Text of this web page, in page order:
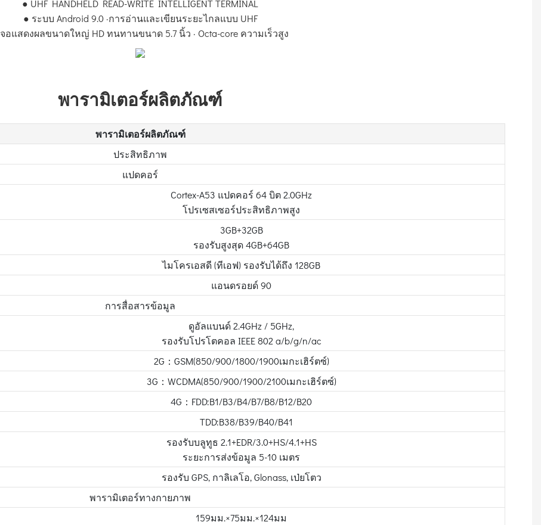
● UHF HANDHELD READ-WRITE INTELLIGENT TERMINAL
● ระบบ Android 9.0 ·การอ่านและเขียนระยะไกลแบบ UHF
จอแสดงผลขนาดใหญ่ HD ทนทานขนาด 5.7 นิ้ว · Octa-core ความเร็วสูง
พารามิเตอร์ผลิตภัณฑ์
พารามิเตอร์ผลิตภัณฑ์
ประสิทธิภาพ
แปดคอร์
Cortex-A53 แปดคอร์ 64 บิต 2.0GHz
โปรเซสเซอร์ประสิทธิภาพสูง
3GB+32GB
รองรับสูงสุด 4GB+64GB
ไมโครเอสดี (ทีเอฟ) รองรับได้ถึง 128GB
แอนดรอยด์ 90
การสื่อสารข้อมูล
ดูอัลแบนด์ 2.4GHz / 5GHz,
รองรับโปรโตคอล IEEE 802 a/b/g/n/ac
2G：GSM(850/900/1800/1900เมกะเฮิร์ตซ์)
3G：WCDMA(850/900/1900/2100เมกะเฮิร์ตซ์)
4G：FDD:B1/B3/B4/B7/B8/B12/B20
TDD:B38/B39/B40/B41
รองรับบลูทูธ 2.1+EDR/3.0+HS/4.1+HS
ระยะการส่งข้อมูล 5-10 เมตร
รองรับ GPS, กาลิเลโอ, Glonass, เป่ยโตว
พารามิเตอร์ทางกายภาพ
159มม.×75มม.×124มม